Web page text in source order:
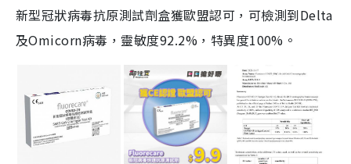
新型冠狀病毒抗原測試劑盒獲歐盟認可，可檢測到Delta
及Omicorn病毒，靈敏度92.2%，特異度100%。